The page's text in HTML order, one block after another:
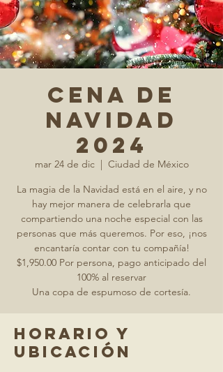
Cena de
Navidad
2024
mar 24 de dic
  |
Ciudad de México
La magia de la Navidad está en el aire, y no
hay mejor manera de celebrarla que
compartiendo una noche especial con las
personas que más queremos. Por eso, ¡nos
encantaría contar con tu compañía!
$1,950.00 Por persona, pago anticipado del
100% al reservar
Horario y
ubicación